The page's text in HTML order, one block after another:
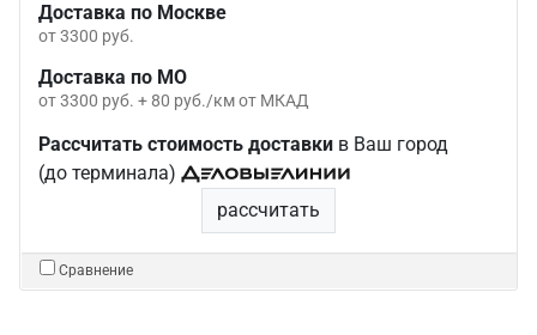
Доставка по Москве
от 3300 руб.
Доставка по МО
от 3300 руб. + 80 руб./км от МКАД
Рассчитать стоимость доставки в Ваш город
(до терминала)
рассчитать
Сравнение